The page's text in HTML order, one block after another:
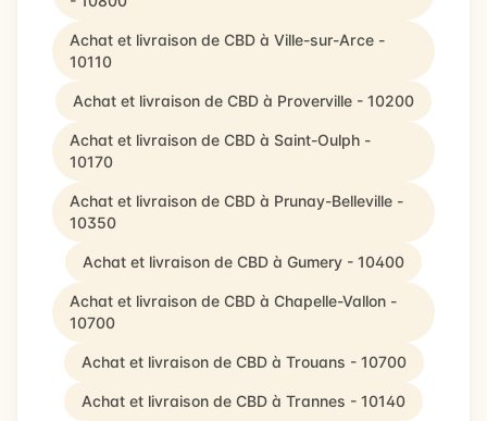
Achat et livraison de CBD à Ville-sur-Arce -
10110
Achat et livraison de CBD à Proverville - 10200
Achat et livraison de CBD à Saint-Oulph -
10170
Achat et livraison de CBD à Prunay-Belleville -
10350
Achat et livraison de CBD à Gumery - 10400
Achat et livraison de CBD à Chapelle-Vallon -
10700
Achat et livraison de CBD à Trouans - 10700
Achat et livraison de CBD à Trannes - 10140